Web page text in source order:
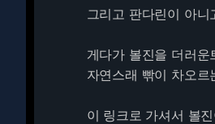
그리고 판다린이 아니
게다가 볼진을 더러운
자연스래 빢이 차오르
이 링크로 가셔서 볼